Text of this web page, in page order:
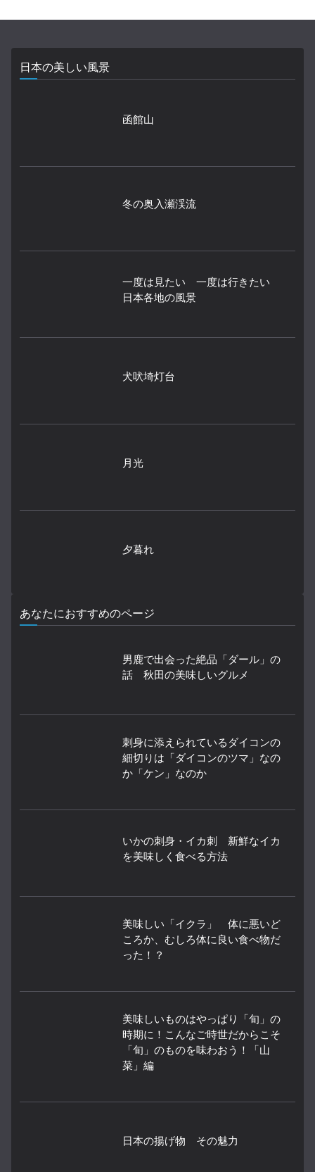
日本の美しい風景
函館山
冬の奥入瀬渓流
一度は見たい 一度は行きたい
日本各地の風景
犬吠埼灯台
月光
夕暮れ
あなたにおすすめのページ
男鹿で出会った絶品「ダール」の
話 秋田の美味しいグルメ
刺身に添えられているダイコンの
細切りは「ダイコンのツマ」なの
か「ケン」なのか
いかの刺身・イカ刺 新鮮なイカ
を美味しく食べる方法
美味しい「イクラ」 体に悪いど
ころか、むしろ体に良い食べ物だ
った！？
美味しいものはやっぱり「旬」の
時期に！こんなご時世だからこそ
「旬」のものを味わおう！「山
菜」編
日本の揚げ物 その魅力